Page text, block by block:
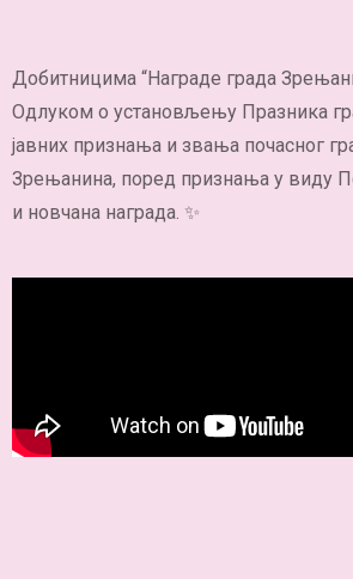
Добитницима “Награде града
Одлуком о установљењу Празника
јавних признања и звања почасног
Зрењанина, поред признања у виду
и новчана награда. ✨